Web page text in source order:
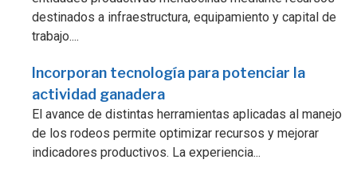
destinados a infraestructura, equipamiento y capital de
trabajo....
Incorporan tecnología para potenciar la
actividad ganadera
El avance de distintas herramientas aplicadas al manejo
de los rodeos permite optimizar recursos y mejorar
indicadores productivos. La experiencia...